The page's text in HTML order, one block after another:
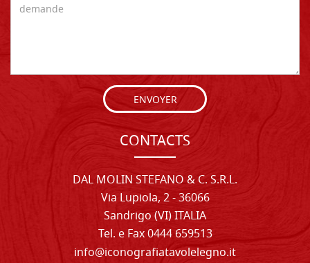
ENVOYER
CONTACTS
DAL MOLIN STEFANO & C. S.R.L.
Via Lupiola, 2 - 36066
Sandrigo (VI) ITALIA
Tel. e Fax 0444 659513
info@iconografiatavolelegno.it